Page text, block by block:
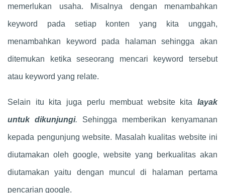
memerlukan usaha. Misalnya dengan menambahkan
keyword pada setiap konten yang kita unggah,
menambahkan keyword pada halaman sehingga akan
ditemukan ketika seseorang mencari keyword tersebut
atau keyword yang relate.
Selain itu kita juga perlu membuat website kita layak
untuk dikunjungi. Sehingga memberikan kenyamanan
kepada pengunjung website. Masalah kualitas website ini
diutamakan oleh google, website yang berkualitas akan
diutamakan yaitu dengan muncul di halaman pertama
pencarian google.